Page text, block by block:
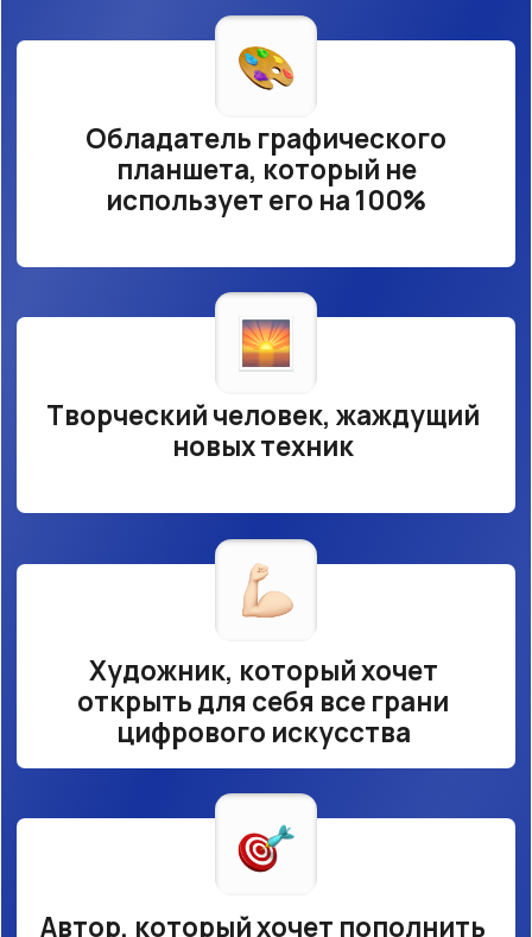
Автор, который хочет пополнить
Художник, который хочет
открыть для себя все грани
цифрового искусства
Мечтатель, который хочет
монетизировать свое хобби
Хочу на интенсив